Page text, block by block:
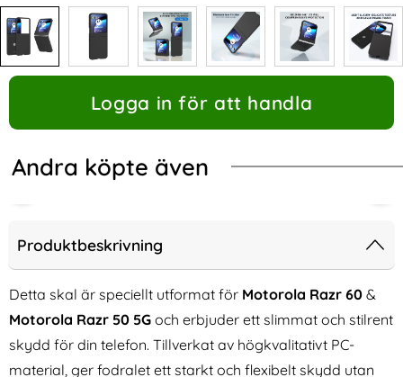
Logga in för att handla
Andra köpte även
Produktbeskrivning
Detta skal är speciellt utformat för Motorola Razr 60 &
Motorola Razr 50 5G och erbjuder ett slimmat och stilrent
skydd för din telefon. Tillverkat av högkvalitativt PC-
material, ger fodralet ett starkt och flexibelt skydd utan